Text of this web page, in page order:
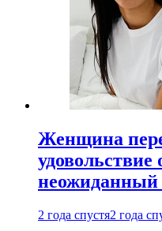
Женщина
удовольствие
неожиданный
2 года спустя2 года